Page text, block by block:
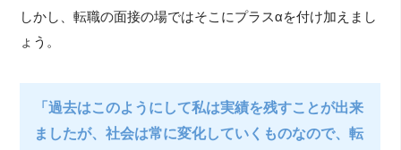
しかし、転職の面接の場ではそこにプラスαを付け加えまし
ょう。
「過去はこのようにして私は実績を残すことが出来
ましたが、社会は常に変化していくものなので、転